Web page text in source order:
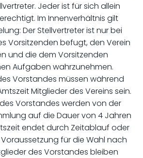
Jeder ist für sich allein
Im Innenverhältnis gilt
Der Stellvertreter ist nur bei
Vorsitzenden befugt, den Verein
und die dem Vorsitzenden
Aufgaben wahrzunehmen.
Vorstandes müssen während
Mitglieder des Vereins sein.
Vorstandes werden von der
auf die Dauer von 4 Jahren
endet durch Zeitablauf oder
für die Wahl nach
des Vorstandes bleiben